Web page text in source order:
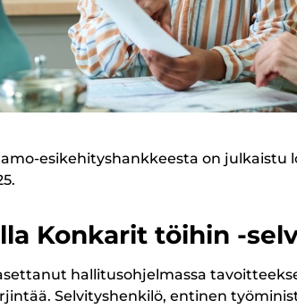
esikehityshankkeesta on
Konkarit töihin -
hallitusohjelmassa
Selvityshenkilö, entinen